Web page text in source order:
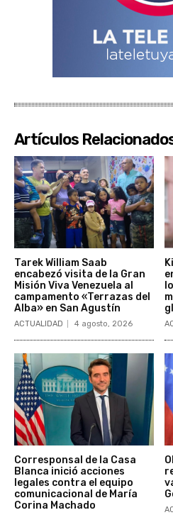
Artículos
Tarek William Saab
encabezó visita de la Gran
Misión Viva Venezuela al
campamento «Terrazas del
Alba» en San Agustín
ACTUALIDAD 4 agosto, 2026
Corresponsal de la Casa
Blanca inició acciones
legales contra el equipo
comunicacional de María
Corina Machado